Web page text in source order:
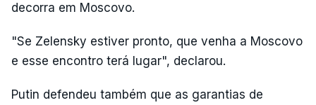
decorra em Moscovo.
"Se Zelensky estiver pronto, que venha a Moscovo
e esse encontro terá lugar", declarou.
Putin defendeu também que as garantias de